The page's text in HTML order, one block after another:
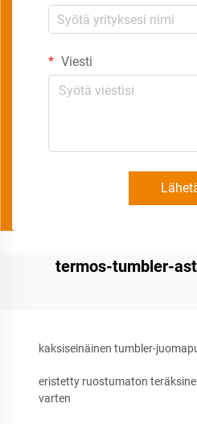
Viesti
termos-tumbler-
kaksiseinäinen tumbler-
eristetty ruostumaton
varten